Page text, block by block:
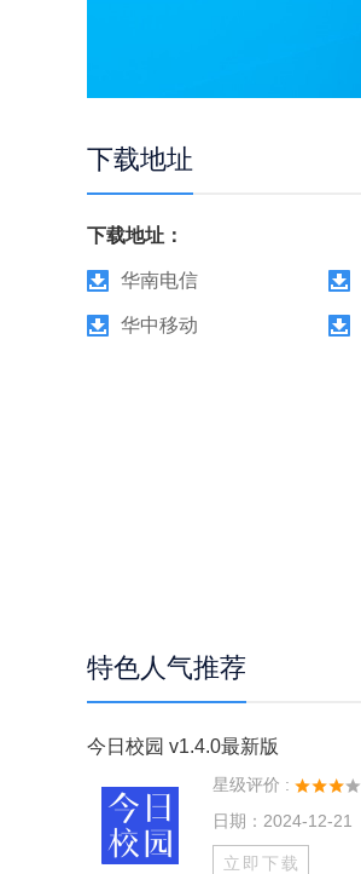
下载地址
下载地址：
华南电信
华中移动
特色人气推荐
今日校园 v1.4.0最新版
星级评价 :
日期：2024-12-21
立即下载